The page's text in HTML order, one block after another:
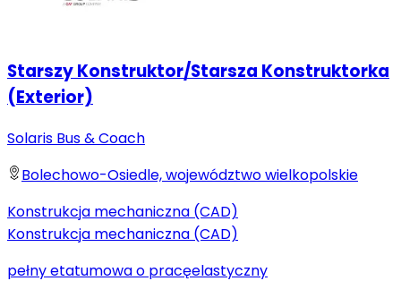
Starszy Konstruktor/Starsza Konstruktorka
(Exterior)
Solaris Bus & Coach
Bolechowo-Osiedle, województwo wielkopolskie
Konstrukcja mechaniczna (CAD)
Konstrukcja mechaniczna (CAD)
pełny etatumowa o pracęelastyczny